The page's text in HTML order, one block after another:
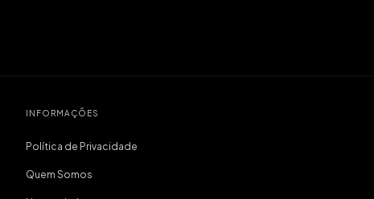
INFORMAÇÕES
Política de Privacidade
Quem Somos